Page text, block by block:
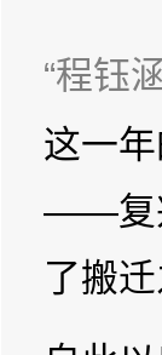
“程钰
这一
——复
了搬